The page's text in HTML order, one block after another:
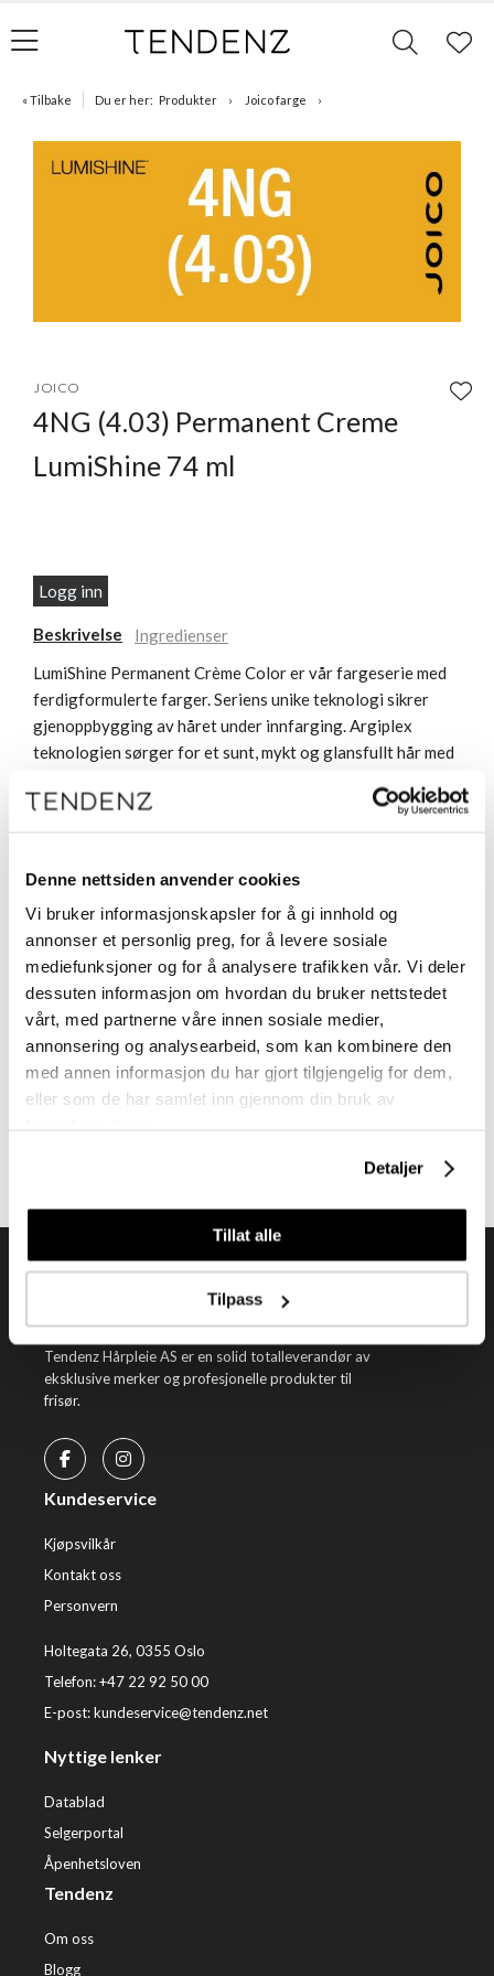
Denne nettsiden anvender cookies
Vi bruker informasjonskapsler for å gi innhold og
annonser et personlig preg, for å levere sosiale
mediefunksjoner og for å analysere trafikken vår. Vi deler
dessuten informasjon om hvordan du bruker nettstedet
vårt, med partnerne våre innen sosiale medier,
annonsering og analysearbeid, som kan kombinere den
med annen informasjon du har gjort tilgjengelig for dem,
eller som de har samlet inn gjennom din bruk av
Detaljer
Tillat alle
Tilpass
« Tilbake Du er her: Produkter Joico farge
of
1
JOICO
4NG (4.03) Permanent Creme
LumiShine 74 ml
Logg inn
Beskrivelse
Ingredienser
LumiShine Permanent Crème Color er vår fargeserie med
ferdigformulerte farger. Seriens unike teknologi sikrer
gjenoppbygging av håret under innfarging. Argiplex
teknologien sørger for et sunt, mykt og glansfullt hår med
gråhårsdekk. Fargene har lavt ammoniakkinnhold og de er
Meld deg på vårt nyhetsbrev
Få nyheter, kampanjer og inspirasjon fra oss rett til din innboks
Tendenz Hårpleie AS er en solid totalleverandør av
eksklusive merker og profesjonelle produkter til
frisør.
Kundeservice
Kjøpsvilkår
Kontakt oss
Personvern
Holtegata 26, 0355 Oslo
Telefon: +47 22 92 50 00
E-post:kundeservice@tendenz.net
Nyttige lenker
Datablad
Selgerportal
Åpenhetsloven
Tendenz
Om oss
Blogg